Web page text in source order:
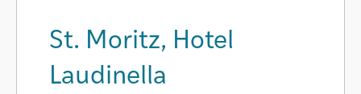
St. Moritz, Hotel
Laudinella